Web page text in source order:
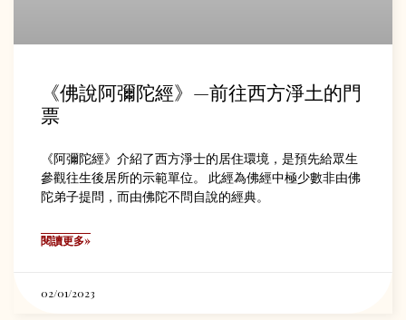
《佛說阿彌陀經》—前往西方淨土的門
票
《阿彌陀經》介紹了西方淨士的居住環境，是預先給眾生
參觀往生後居所的示範單位。 此經為佛經中極少數非由佛
陀弟子提問，而由佛陀不問自說的經典。
閱讀更多»
02/01/2023